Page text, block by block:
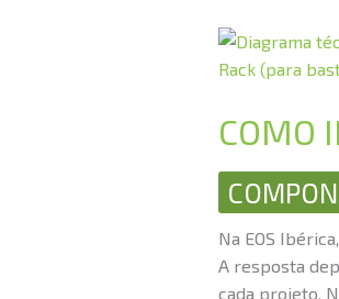
COMO
Na EOS
A resposta
cada projeto.
COMO
INSTALAR
PANEL
PC:
VESA,
EMBUTIDO
E
RACK